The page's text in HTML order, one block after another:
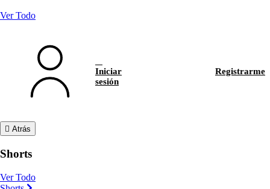
Ver Todo
Iniciar
sesión
Registrarme
Atrás
Shorts
Ver Todo